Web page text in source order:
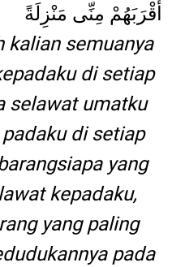
kalian semuanya
di setiap
selawat umatku
di setiap
yang
kepadaku,
yang paling
pada